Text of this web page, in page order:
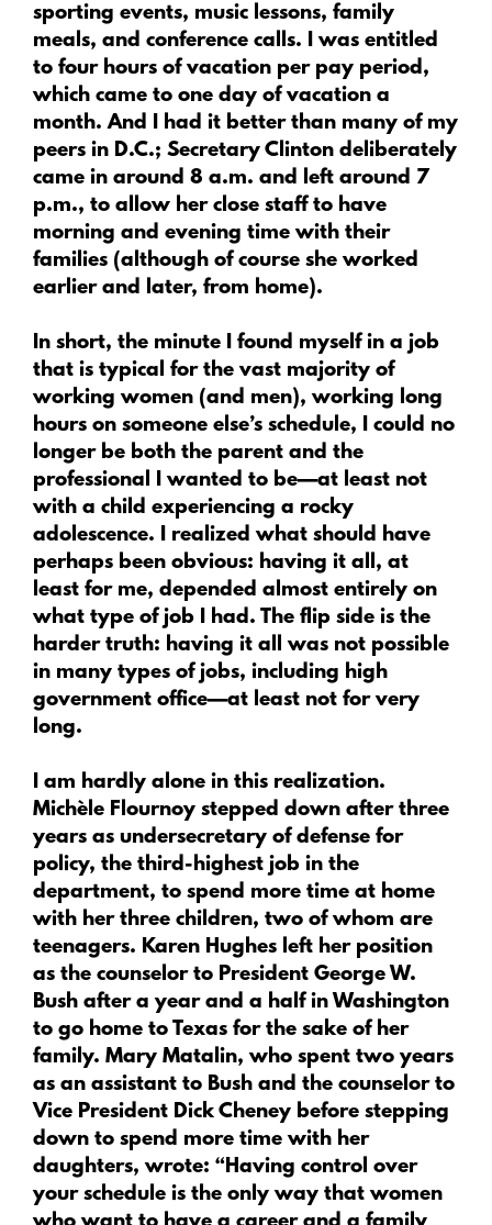
sporting events, music lessons, family
meals, and conference calls. I was entitled
to four hours of vacation per pay period,
which came to one day of vacation a
month. And I had it better than many of my
peers in D.C.; Secretary Clinton deliberately
came in around 8 a.m. and left around 7
p.m., to allow her close staff to have
morning and evening time with their
families (although of course she worked
earlier and later, from home).
In short, the minute I found myself in a job
that is typical for the vast majority of
working women (and men), working long
hours on someone else’s schedule, I could no
longer be both the parent and the
professional I wanted to be—at least not
with a child experiencing a rocky
adolescence. I realized what should have
perhaps been obvious: having it all, at
least for me, depended almost entirely on
what type of job I had. The flip side is the
harder truth: having it all was not possible
in many types of jobs, including high
government office—at least not for very
long.
I am hardly alone in this realization.
Michèle Flournoy stepped down after three
years as undersecretary of defense for
policy, the third-highest job in the
department, to spend more time at home
with her three children, two of whom are
teenagers. Karen Hughes left her position
as the counselor to President George W.
Bush after a year and a half in Washington
to go home to Texas for the sake of her
family. Mary Matalin, who spent two years
as an assistant to Bush and the counselor to
Vice President Dick Cheney before stepping
down to spend more time with her
daughters, wrote: “Having control over
your schedule is the only way that women